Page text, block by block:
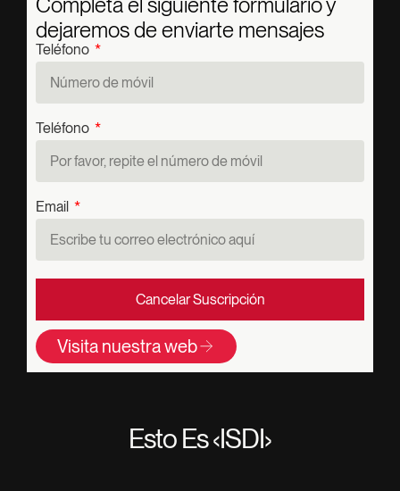
dejaremos de enviarte mensajes
Teléfono
Teléfono
Email
Cancelar Suscripción
Visita nuestra web
Esto Es ‹ISDI›